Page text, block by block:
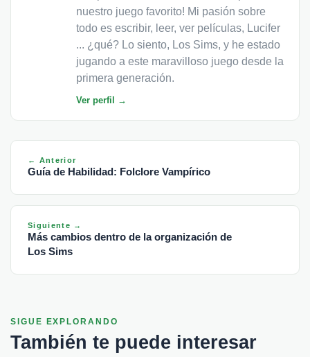
nuestro juego favorito! Mi pasión sobre
todo es escribir, leer, ver películas, Lucifer
... ¿qué? Lo siento, Los Sims, y he estado
jugando a este maravilloso juego desde la
primera generación.
Ver perfil →
← Anterior
Guía de Habilidad: Folclore Vampírico
Siguiente →
Más cambios dentro de la organización de
Los Sims
SIGUE EXPLORANDO
También te puede interesar